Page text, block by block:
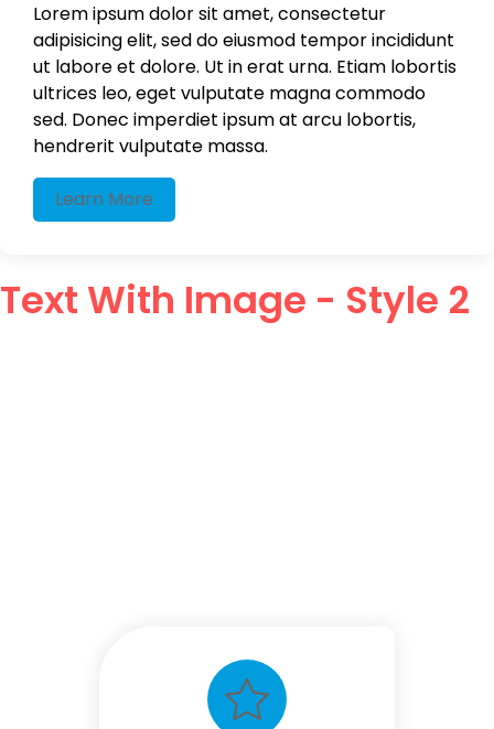
Lorem ipsum dolor sit amet, consectetur
adipisicing elit, sed do eiusmod tempor incididunt
ut labore et dolore. Ut in erat urna. Etiam lobortis
ultrices leo, eget vulputate magna commodo
sed. Donec imperdiet ipsum at arcu lobortis,
hendrerit vulputate massa.
Learn More
Text With Image - Style 2